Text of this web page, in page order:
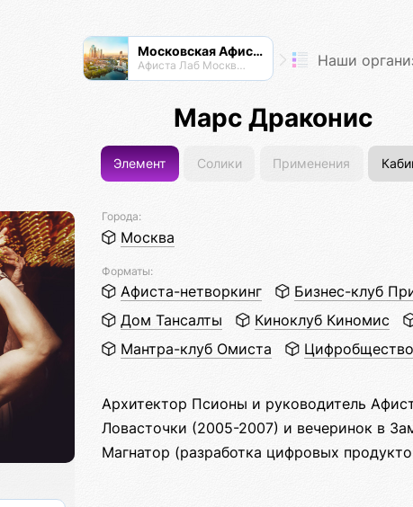
Московская Афиста
Афиста Лаб Москвы и Подпосковья Наши
Марс Драконис
Элемент Солики Применения
Города:
Москва
Форматы:
Афиста-нетворкинг Бизнес-клуб
Дом Тансалты
Киноклуб Киномис
Мантра-клуб Омиста
Цифробщество
Архитектор Псионы и руководитель
Ловасточки (2005-2007) и вечеринок в
Магнатор (разработка цифровых